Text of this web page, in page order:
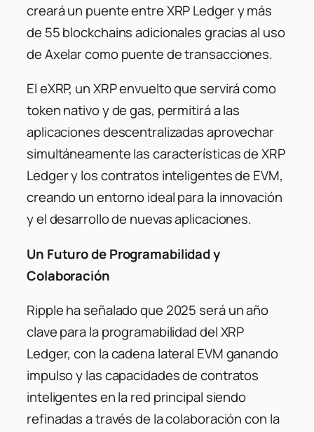
creará un puente entre XRP Ledger y más
de 55 blockchains adicionales gracias al uso
de Axelar como puente de transacciones.
El eXRP, un XRP envuelto que servirá como
token nativo y de gas, permitirá a las
aplicaciones descentralizadas aprovechar
simultáneamente las características de XRP
Ledger y los contratos inteligentes de EVM,
creando un entorno ideal para la innovación
y el desarrollo de nuevas aplicaciones.
Un Futuro de Programabilidad y
Colaboración
Ripple ha señalado que 2025 será un año
clave para la programabilidad del XRP
Ledger, con la cadena lateral EVM ganando
impulso y las capacidades de contratos
inteligentes en la red principal siendo
refinadas a través de la colaboración con la